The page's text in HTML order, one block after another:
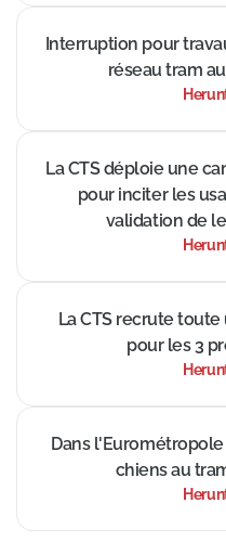
Interruption pour
réseau tram
La CTS déploie une
pour inciter les
validation de
La CTS recrute
pour les 3
Dans
chiens au